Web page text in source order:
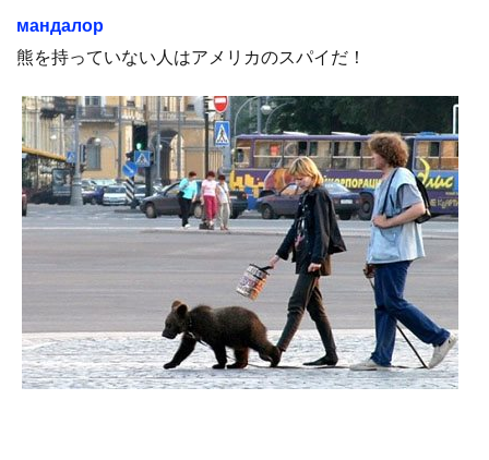
мандалор
熊を持っていない人はアメリカのスパイだ！